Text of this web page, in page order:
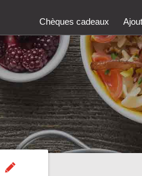
Chèques cadeaux